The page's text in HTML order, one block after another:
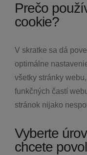
Prečo
cookie?
V skratke sa dá
optimálne
všetky stránky
funkčných častí
stránok nijako
Vyberte
chcete